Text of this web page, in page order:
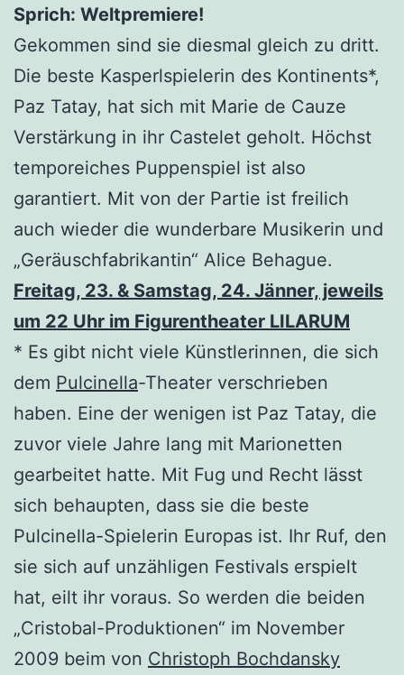
Sprich: Weltpremiere!
Gekommen sind sie diesmal gleich zu dritt.
Die beste Kasperlspielerin des Kontinents*,
Paz Tatay, hat sich mit Marie de Cauze
Verstärkung in ihr Castelet geholt. Höchst
temporeiches Puppenspiel ist also
garantiert. Mit von der Partie ist freilich
auch wieder die wunderbare Musikerin und
„Geräuschfabrikantin“ Alice Behague.
Freitag, 23. & Samstag, 24. Jänner, jeweils
um 22 Uhr im Figurentheater LILARUM
* Es gibt nicht viele Künstlerinnen, die sich
dem Pulcinella-Theater verschrieben
haben. Eine der wenigen ist Paz Tatay, die
zuvor viele Jahre lang mit Marionetten
gearbeitet hatte. Mit Fug und Recht lässt
sich behaupten, dass sie die beste
Pulcinella-Spielerin Europas ist. Ihr Ruf, den
sie sich auf unzähligen Festivals erspielt
hat, eilt ihr voraus. So werden die beiden
„Cristobal-Produktionen“ im November
2009 beim von Christoph Bochdansky